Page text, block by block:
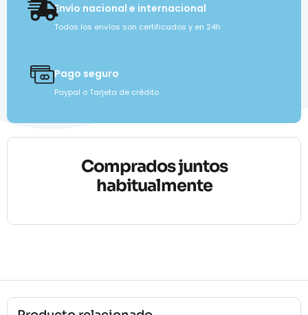
Envío nacional e internacional
Todos los envíos son certificados y en 24h
Pago seguro
Paypal o Tarjeta de crédito
Comprados juntos
habitualmente